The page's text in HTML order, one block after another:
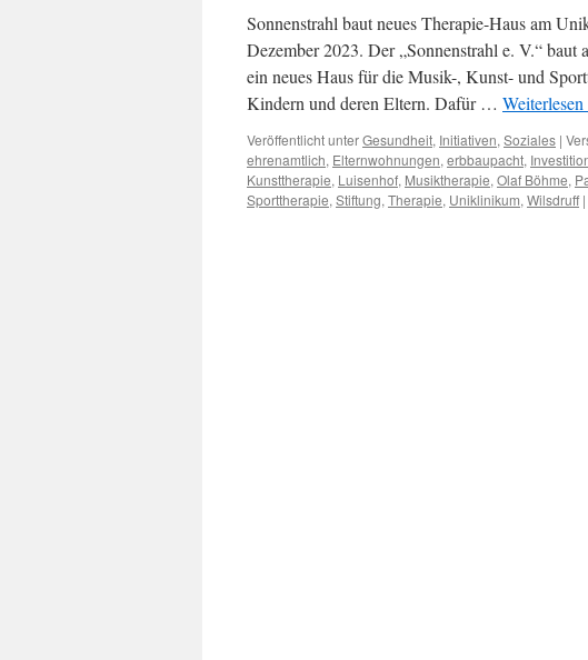
Sonnenstrahl baut neues Therapie-Haus am
Dezember 2023. Der „Sonnenstrahl e. V.“
ein neues Haus für die Musik-, Kunst- und
Kindern und deren Eltern. Dafür … Weiterlesen
Veröffentlicht unterGesundheit, Initiativen, Soziales |
ehrenamtlich, Elternwohnungen, erbbaupacht,
Kunsttherapie, Luisenhof, Musiktherapie, Olaf Böhme,
Sporttherapie, Stiftung, Therapie, Uniklinikum, Wilsdruff |